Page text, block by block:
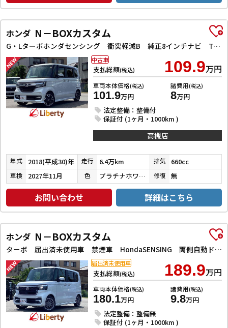
ホンダ N－BOXカスタム
G・Lターボホンダセンシング 衝突軽減B 純正8インチナビ TV Bluetooth対応 Bカメラ ビルドインETC 両側自動ドア アダプティブクルーズコントロール 革巻きステアリング パドルシフト LEDヘッドライト スマートキ
支払総額(税込) 109.9万円
車両本体価格(税込)
101.9万円
諸費用(税込)
8万円
法定整備：整備付
保証付 (1ヶ月・1000km )
中古車
高槻店
年式 2018(平成30)年 走行 6.4万km 排気 660cc
車検 2027年11月 色 プラチナホワイトパール 修復 無
お問い合わせ 詳細はこちら
ホンダ N－BOXカスタム
ターボ 届出済未使用車 禁煙車 HondaSENSING 両側自動ドア アダプティブクルーズコントロール 電子パーキング 革巻きステアリング パドルシフト 前席シートヒーター LEDヘッドライト スマートキー
支払総額(税込) 189.9万円
車両本体価格(税込)
180.1万円
諸費用(税込)
9.8万円
法定整備：整備無
保証付 (1ヶ月・1000km )
届出済未使用車